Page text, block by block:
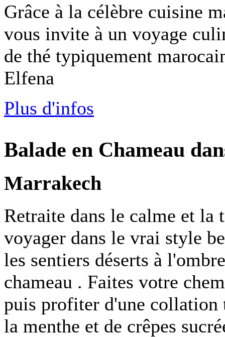
Grâce à la célèbre cuisine
vous invite à un voyage
de thé typiquement
Elfena
Plus d'infos
Balade en Chameau
Marrakech
Retraite dans le calme et
voyager dans le vrai style
les sentiers déserts à
chameau . Faites votre
puis profiter d'une collation
la menthe et de crêpes